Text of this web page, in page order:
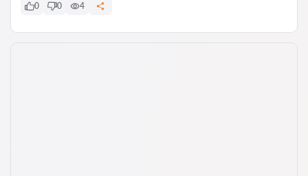
0 0 4